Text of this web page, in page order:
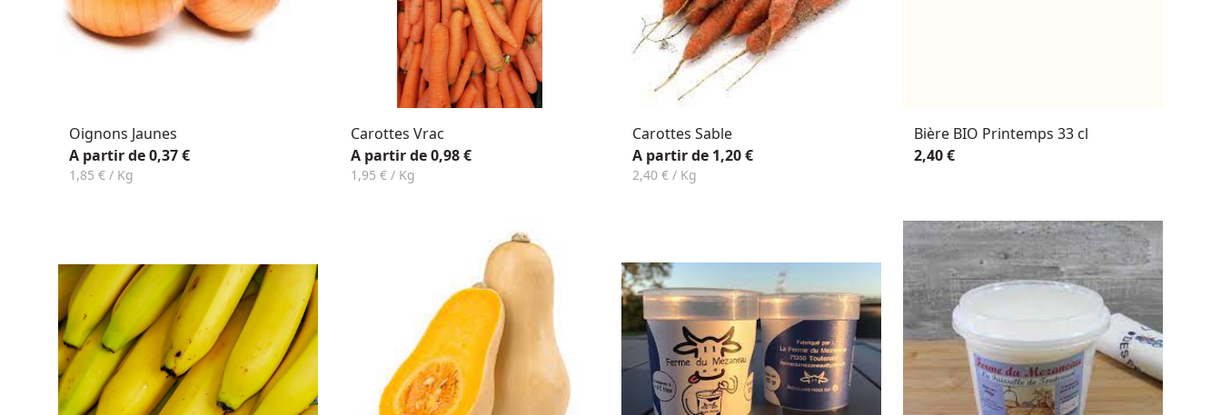
Oignons Jaunes
A partir de 0,37 €
1,85 € / Kg
Carottes Vrac
A partir de 0,98 €
1,95 € / Kg
Carottes Sable
A partir de 1,20 €
2,40 € / Kg
Bière BIO Printemps 33 cl
2,40 €